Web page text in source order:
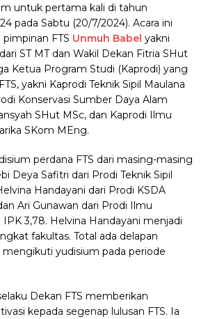
untuk pertama kali di tahun
pada Sabtu (20/7/2024). Acara ini
pimpinan FTS Unmuh Babel yakni
ST MT dan Wakil Dekan Fitria SHut
Ketua Program Studi (Kaprodi) yang
yakni Kaprodi Teknik Sipil Maulana
Konservasi Sumber Daya Alam
SHut MSc, dan Kaprodi Ilmu
SKom MEng.
perdana FTS dari masing-masing
Deya Safitri dari Prodi Teknik Sipil
Handayani dari Prodi KSDA
Ari Gunawan dari Prodi Ilmu
3,78. Helvina Handayani menjadi
fakultas. Total ada delapan
mengikuti yudisium pada periode
Dekan FTS memberikan
kepada segenap lulusan FTS. Ia